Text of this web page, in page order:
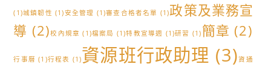
(1)城鎮韌性 (1)安全管理 (1)審查合格者名單 (1)政策及業務宣
導 (2)校內規章 (1)檔案局 (1)特教宣導週 (1)研習 (1) 簡章 (2)
行事曆 (1)行程表 (1)資源班行政助理 (3)資通